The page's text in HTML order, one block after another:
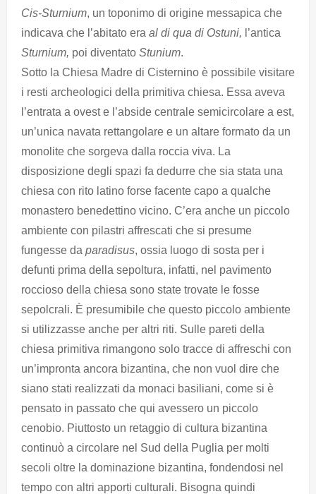
Cis-Sturnium, un toponimo di origine messapica che
indicava che l’abitato era al di qua di Ostuni, l’antica
Sturnium, poi diventato Stunium.
Sotto la Chiesa Madre di Cisternino è possibile visitare
i resti archeologici della primitiva chiesa. Essa aveva
l’entrata a ovest e l’abside centrale semicircolare a est,
un’unica navata rettangolare e un altare formato da un
monolite che sorgeva dalla roccia viva. La
disposizione degli spazi fa dedurre che sia stata una
chiesa con rito latino forse facente capo a qualche
monastero benedettino vicino. C’era anche un piccolo
ambiente con pilastri affrescati che si presume
fungesse da paradisus, ossia luogo di sosta per i
defunti prima della sepoltura, infatti, nel pavimento
roccioso della chiesa sono state trovate le fosse
sepolcrali. È presumibile che questo piccolo ambiente
si utilizzasse anche per altri riti. Sulle pareti della
chiesa primitiva rimangono solo tracce di affreschi con
un’impronta ancora bizantina, che non vuol dire che
siano stati realizzati da monaci basiliani, come si è
pensato in passato che qui avessero un piccolo
cenobio. Piuttosto un retaggio di cultura bizantina
continuò a circolare nel Sud della Puglia per molti
secoli oltre la dominazione bizantina, fondendosi nel
tempo con altri apporti culturali. Bisogna quindi